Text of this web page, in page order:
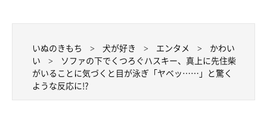
いぬのきもち 犬が好き エンタメ
かわい
い
ソファの下でくつろぐハスキー、真上に先住柴
がいることに気づくと目が泳ぎ「ヤベッ……」と驚く
ような反応に!?